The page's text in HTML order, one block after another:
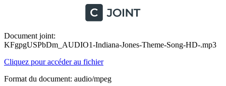
Document joint:
KFgpgUSPbDm_AUDIO1-Indiana-Jones-Theme-Song-HD-.mp3
Cliquez pour accéder au fichier
Format du document: audio/mpeg